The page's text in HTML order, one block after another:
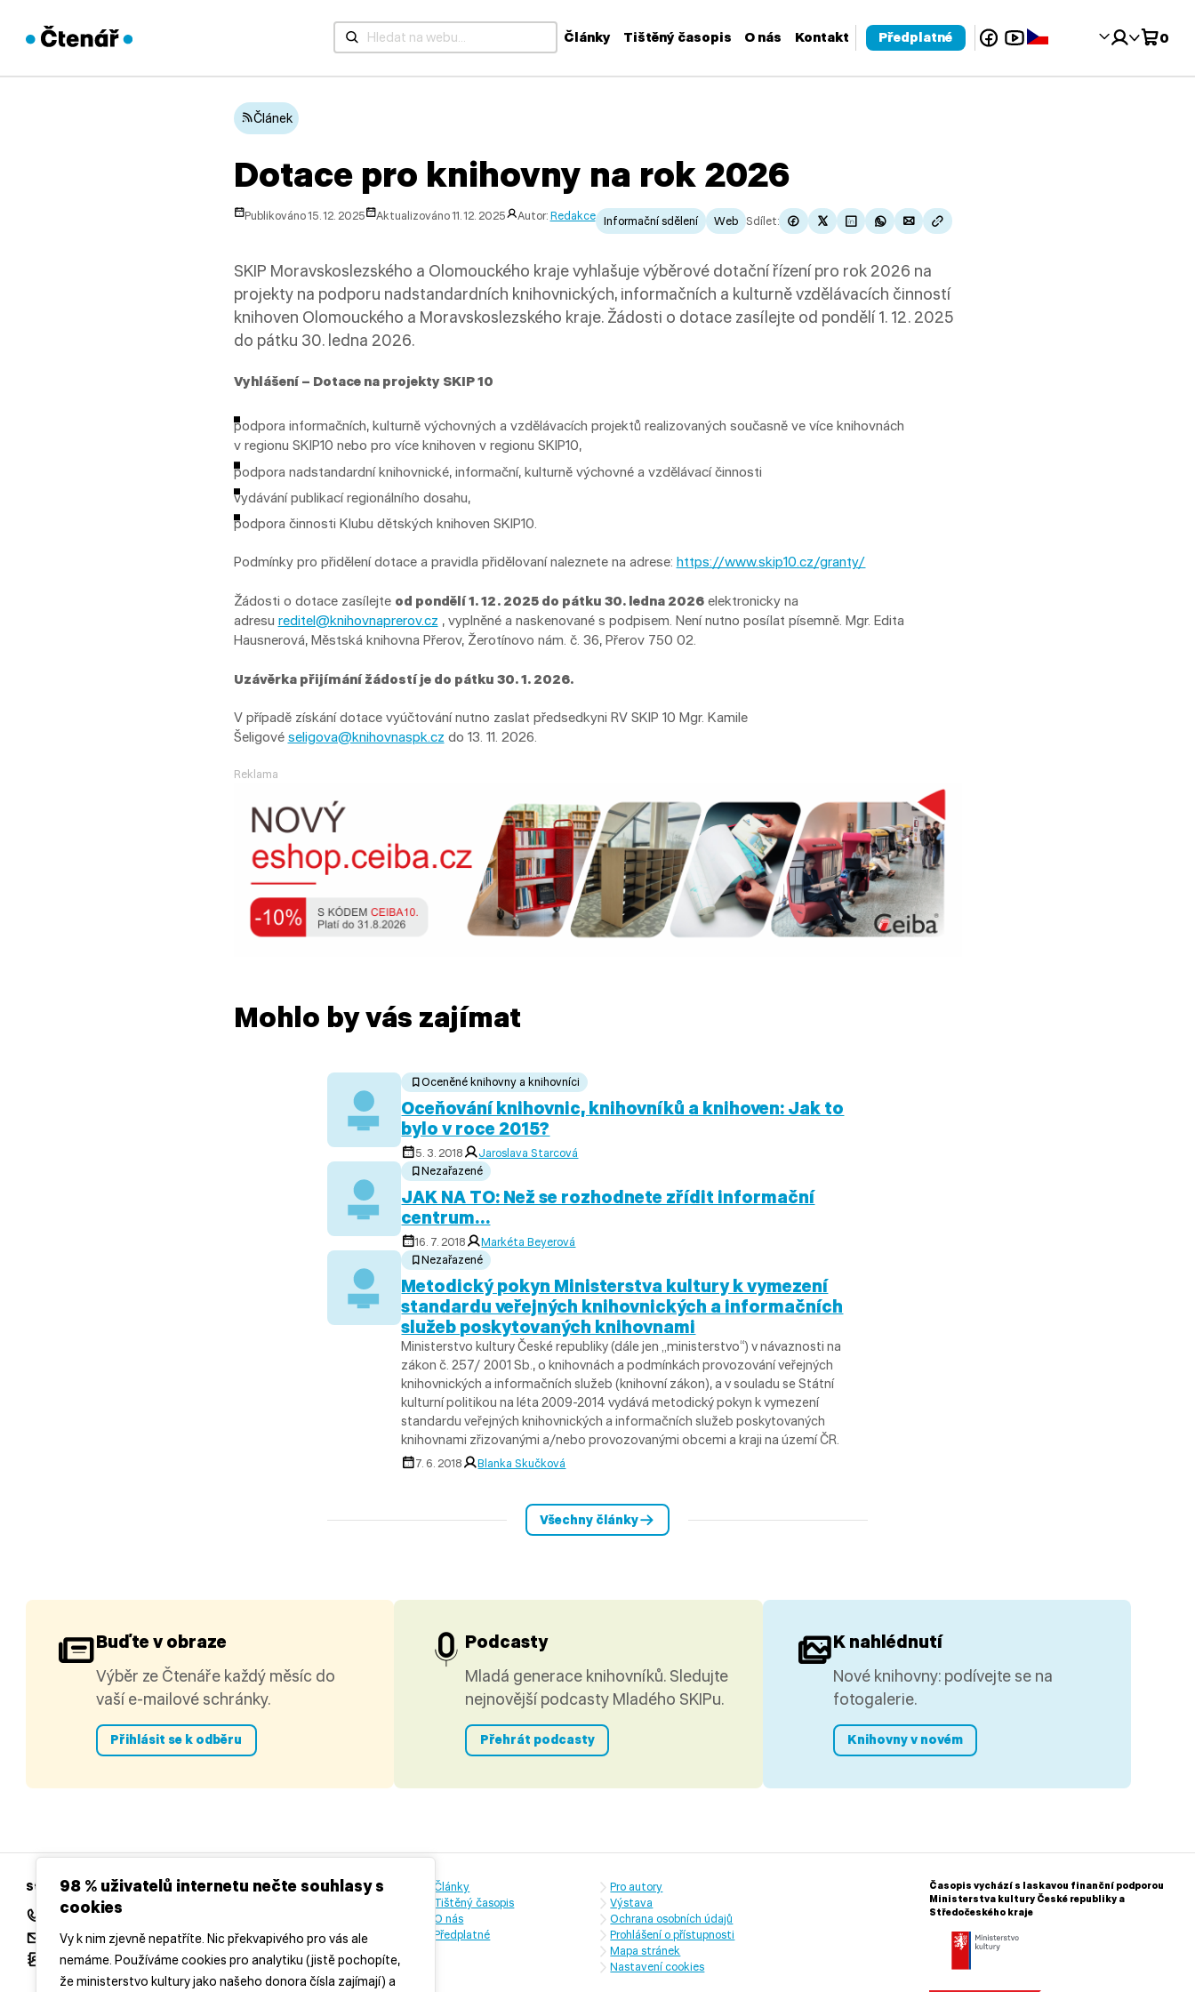
98 % uživatelů internetu nečte souhlasy s
cookies
Vy k nim zjevně nepatříte. Nic překvapivého pro vás ale
nemáme. Používáme cookies pro analytiku (jistě pochopíte,
že ministerstvo kultury jako našeho donora čísla zajímají) a
Články Tištěný časopis O nás Kontakt Předplatné Facebook
YouTube 0
Článek
Dotace pro knihovny na rok 2026
Publikováno 15. 12. 2025 Aktualizováno 11. 12. 2025 Autor: Redakce Informační sdělení Web Sdílet:
SKIP Moravskoslezského a Olomouckého kraje vyhlašuje výběrové dotační řízení pro rok 2026 na
projekty na podporu nadstandardních knihovnických, informačních a kulturně vzdělávacích činností
knihoven Olomouckého a Moravskoslezského kraje. Žádosti o dotace zasílejte od pondělí 1. 12. 2025
do pátku 30. ledna 2026.
Vyhlášení – Dotace na projekty SKIP 10
podpora informačních, kulturně výchovných a vzdělávacích projektů realizovaných současně ve více knihovnách
v regionu SKIP10 nebo pro více knihoven v regionu SKIP10,
podpora nadstandardní knihovnické, informační, kulturně výchovné a vzdělávací činnosti
vydávání publikací regionálního dosahu,
podpora činnosti Klubu dětských knihoven SKIP10.
Podmínky pro přidělení dotace a pravidla přidělovaní naleznete na adrese: https://www.skip10.cz/granty/
Žádosti o dotace zasílejte od pondělí 1. 12. 2025 do pátku 30. ledna 2026elektronicky na
adresu reditel@knihovnaprerov.cz , vyplněné a naskenované s podpisem. Není nutno posílat písemně. Mgr. Edita
Hausnerová, Městská knihovna Přerov, Žerotínovo nám. č. 36, Přerov 750 02.
Uzávěrka přijímání žádostí je do pátku 30. 1. 2026.
V případě získání dotace vyúčtování nutno zaslat předsedkyni RV SKIP 10 Mgr. Kamile
Šeligové seligova@knihovnaspk.cz do 13. 11. 2026.
Reklama
Mohlo by vás zajímat
Oceněné knihovny a knihovníci
Oceňování knihovnic, knihovníků a knihoven: Jak to
bylo v roce 2015?
5. 3. 2018
Jaroslava Starcová
Nezařazené
JAK NA TO: Než se rozhodnete zřídit informační
centrum…
16. 7. 2018
Markéta Beyerová
Nezařazené
Metodický pokyn Ministerstva kultury k vymezení
standardu veřejných knihovnických a informačních
služeb poskytovaných knihovnami
Ministerstvo kultury České republiky (dále jen „ministerstvo“) v návaznosti na
zákon č. 257/ 2001 Sb., o knihovnách a podmínkách provozování veřejných
knihovnických a informačních služeb (knihovní zákon), a v souladu se Státní
kulturní politikou na léta 2009-2014 vydává metodický pokyn k vymezení
standardu veřejných knihovnických a informačních služeb poskytovaných
knihovnami zřizovanými a/nebo provozovanými obcemi a kraji na území ČR.
7. 6. 2018 Blanka Skučková
Všechny články
Buďte v obraze
Výběr ze Čtenáře každý měsíc do
vaší e-mailové schránky.
Přihlásit se k odběru
Podcasty
Mladá generace knihovníků. Sledujte
nejnovější podcasty Mladého SKIPu.
Přehrát podcasty
K nahlédnutí
Nové knihovny: podívejte se na
fotogalerie.
Knihovny v novém
Středočeská vědecká knihovna v Kladně
+420 312 813 154
redakce@casopisctenar.cz
Všechny kontakty
Články
Tištěný časopis
O nás
Předplatné
Pro autory
Výstava
Ochrana osobních údajů
Prohlášení o přístupnosti
Mapa stránek
Nastavení cookies
Časopis vychází s laskavou finanční podporou
Ministerstva kultury České republiky a
Středočeského kraje